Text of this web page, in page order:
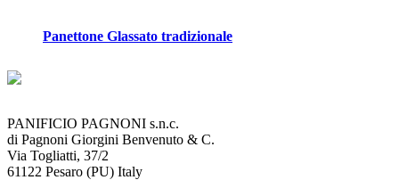
Panettone Glassato tradizionale
PANIFICIO PAGNONI s.n.c.
di Pagnoni Giorgini Benvenuto & C.
Via Togliatti, 37/2
61122 Pesaro (PU) Italy